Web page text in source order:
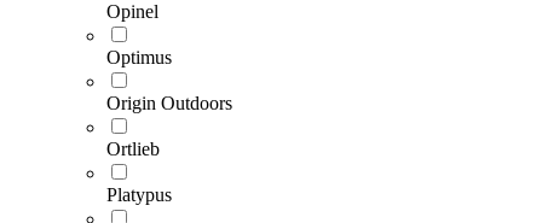
Opinel
Optimus
Origin Outdoors
Ortlieb
Platypus